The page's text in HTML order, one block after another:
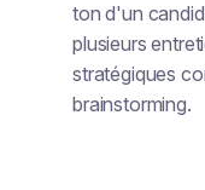
ton d'un
plusieurs
stratégiques
brainstorming.